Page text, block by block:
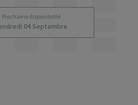
Prochaine disponibilité
04 Septembre